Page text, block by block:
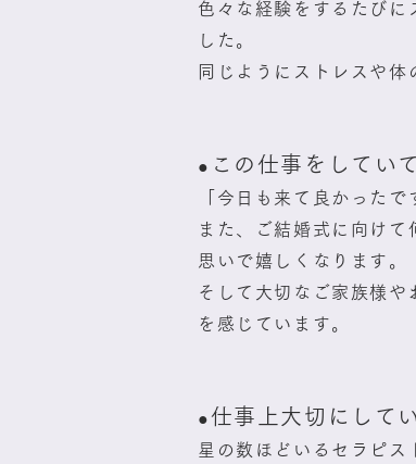
色々な経験をするたび
した。
同じようにストレスや
● この仕事をしてい
「今日も来て良かった
また、ご結婚式に向け
思いで嬉しくなります。
そして大切なご家族様
を感じています。
●仕事上大切にして
星の数ほどいるセラピ